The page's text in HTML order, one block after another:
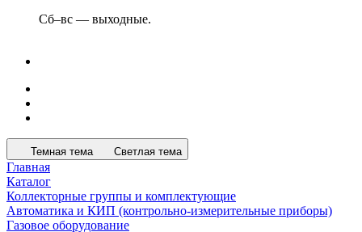
Сб–вс — выходные.
Темная тема Светлая тема
Главная
Каталог
Коллекторные группы и комплектующие
Автоматика и КИП (контрольно-измерительные приборы)
Газовое оборудование